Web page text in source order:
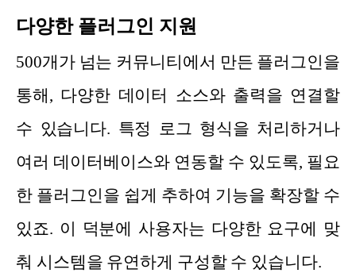
다양한 플러그인 지원
500개가 넘는 커뮤니티에서 만든 플러그인을
통해, 다양한 데이터 소스와 출력을 연결할
수 있습니다. 특정 로그 형식을 처리하거나
여러 데이터베이스와 연동할 수 있도록, 필요
한 플러그인을 쉽게 추하여 기능을 확장할 수
있죠. 이 덕분에 사용자는 다양한 요구에 맞
춰 시스템을 유연하게 구성할 수 있습니다.